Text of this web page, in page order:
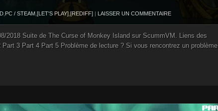
PC / STEAM [LET'S PLAY] [REDIFF] | LAISSER UN COMMENTAIRE
2018 Suite de The Curse of Monkey Island sur ScummVM. Liens des
3 Part 4 Part 5 Problème de lecture ? Si vous rencontrez un problème